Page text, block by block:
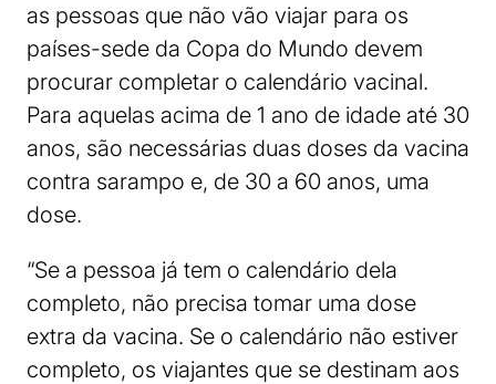
as pessoas que não vão viajar para os
países-sede da Copa do Mundo devem
procurar completar o calendário vacinal.
Para aquelas acima de 1 ano de idade até 30
anos, são necessárias duas doses da vacina
contra sarampo e, de 30 a 60 anos, uma
dose.
“Se a pessoa já tem o calendário dela
completo, não precisa tomar uma dose
extra da vacina. Se o calendário não estiver
completo, os viajantes que se destinam aos